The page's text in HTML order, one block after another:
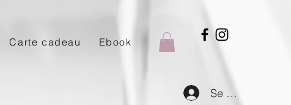
Carte cadeau Ebook
Se connecter